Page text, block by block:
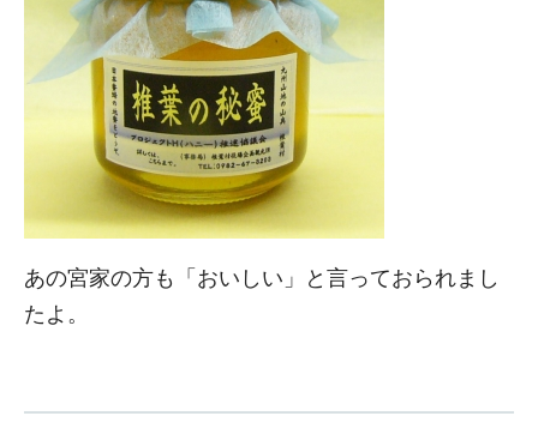
あの宮家の方も「おいしい」と言っておられまし
たよ。